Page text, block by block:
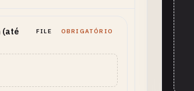
(até
FILE OBRIGATÓRIO